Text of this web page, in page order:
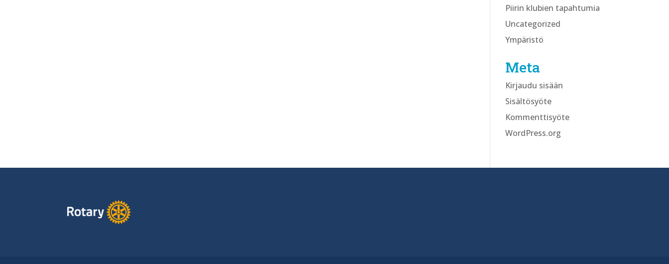
Piirin klubien tapahtumia
Uncategorized
Ympäristö
Meta
Kirjaudu sisään
Sisältösyöte
Kommenttisyöte
WordPress.org